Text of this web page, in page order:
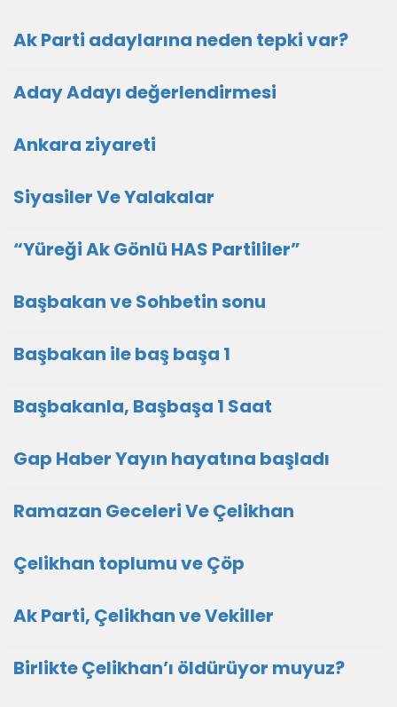
Ak Parti adaylarına neden tepki var?
Aday Adayı değerlendirmesi
Ankara ziyareti
Siyasiler Ve Yalakalar
“Yüreği Ak Gönlü HAS Partililer”
Başbakan ve Sohbetin sonu
Başbakan ile baş başa 1
Başbakanla, Başbaşa 1 Saat
Gap Haber Yayın hayatına başladı
Ramazan Geceleri Ve Çelikhan
Çelikhan toplumu ve Çöp
Ak Parti, Çelikhan ve Vekiller
Birlikte Çelikhan’ı öldürüyor muyuz?